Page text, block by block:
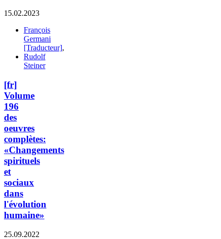
15.02.2023
François
Germani
[Traducteur],
Rudolf
Steiner
[fr]
Volume
196
des
oeuvres
complètes:
«Changements
spirituels
et
sociaux
dans
l'évolution
humaine»
25.09.2022